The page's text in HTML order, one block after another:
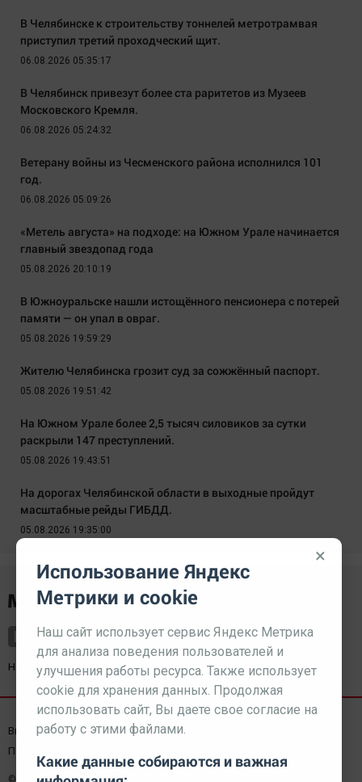
В Челябинске к строительству тоннелей метротрамвая
приступил третий проходческий щит.
06.08.2026 05:35:17
В Челябинск привезут более ста раритетов из Музеев
Московского Кремля.
06.08.2026 05:24:32
Ветерану войны из Чесменского района исполнился 101
год.
06.08.2026 05:09:26
«Метель августа» на подходе: на Южном Урале начинается
главный звездопад года
05.08.2026 20:10:19
В Южноуральске нашли истощённого пенсионера с потерей
памяти — он упал в овраг.
05.08.2026 19:59:29
Жителю Челябинска грозит суд за сожжённый паспорт.
05.08.2026 19:51:42
На Южном Урале более 2,5 тысяч силовиков за сутки
раскрыли 147 преступлений.
05.08.2026 19:43:51
На дорогах Челябинской области в выходные пройдут
масштабные рейды ГИБДД.
05.08.2026 19:35:00
Наш партнерkurorty-sochi.ru
Выходные данные СМИ Реклама
Пользовательское соглашение
×
Использование Яндекс
Метрики и cookie
Наш сайт использует сервис Яндекс Метрика
для анализа поведения пользователей и
улучшения работы ресурса. Также использует
cookie для хранения данных. Продолжая
использовать сайт, Вы даете свое согласие на
работу с этими файлами.
Какие данные собираются и важная